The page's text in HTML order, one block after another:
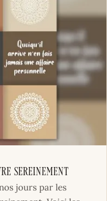
sereinement
jours par les